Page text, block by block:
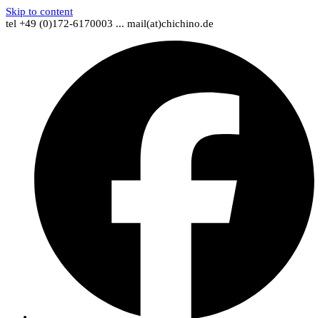
Skip to content
tel +49 (0)172-6170003 ... mail(at)chichino.de